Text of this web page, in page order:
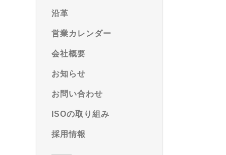
沿革
営業カレンダー
会社概要
お知らせ
お問い合わせ
ISOの取り組み
採用情報